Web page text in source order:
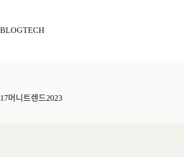
으
BLOGTECH
17머니트렌드2023